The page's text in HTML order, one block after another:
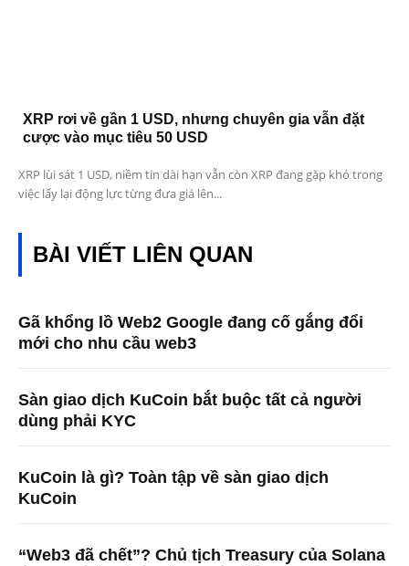
XRP rơi về gần 1 USD, nhưng chuyên gia vẫn đặt
cược vào mục tiêu 50 USD
XRP lùi sát 1 USD, niềm tin dài hạn vẫn còn XRP đang gặp khó trong
việc lấy lại động lực từng đưa giá lên...
BÀI VIẾT LIÊN QUAN
Gã khổng lồ Web2 Google đang cố gắng đổi
mới cho nhu cầu web3
Sàn giao dịch KuCoin bắt buộc tất cả người
dùng phải KYC
KuCoin là gì? Toàn tập về sàn giao dịch
KuCoin
“Web3 đã chết”? Chủ tịch Treasury của Solana